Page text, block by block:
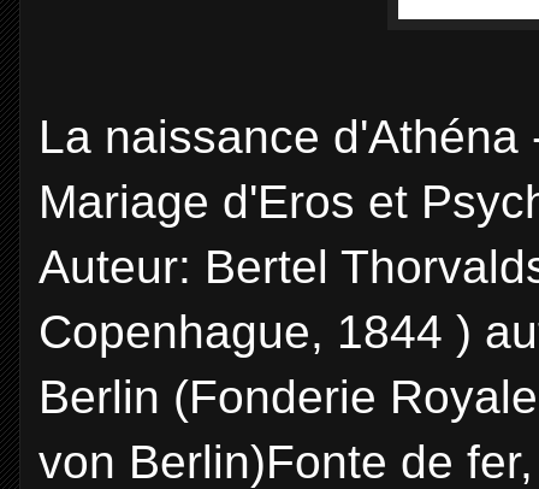
La naissance
Mariage d'Eros et
Auteur: Bertel
Copenhague, 1844 )
Berlin (Fonderie
von Berlin)Fonte de